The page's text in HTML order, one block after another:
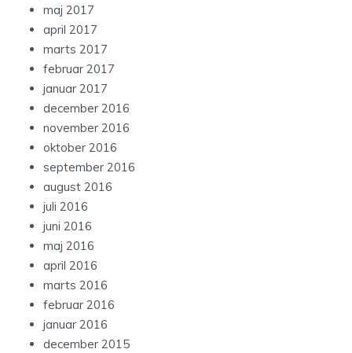
maj 2017
april 2017
marts 2017
februar 2017
januar 2017
december 2016
november 2016
oktober 2016
september 2016
august 2016
juli 2016
juni 2016
maj 2016
april 2016
marts 2016
februar 2016
januar 2016
december 2015